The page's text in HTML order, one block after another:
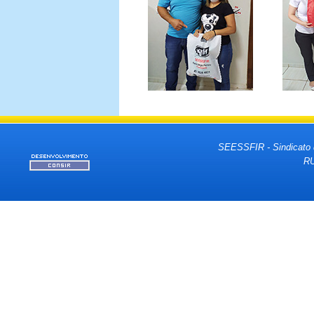
SEESSFIR - Sindicato